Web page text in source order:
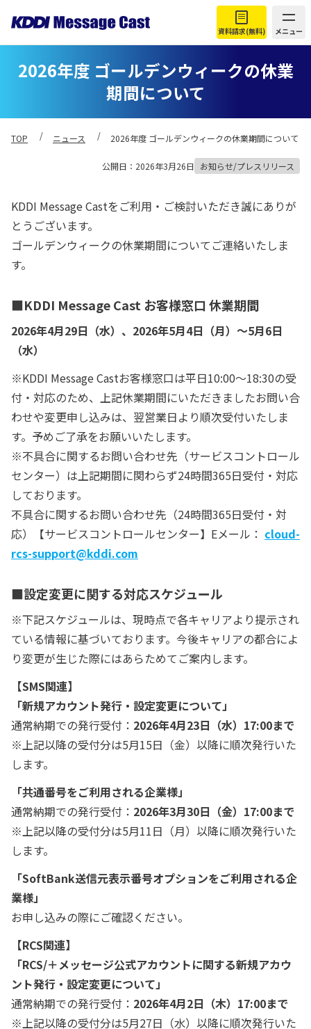
資料請求(無料) メニュー
2026年度 ゴールデンウィークの休業
期間について
TOP ニュース 2026年度 ゴールデンウィークの休業期間について
公開日：2026年3月26日 お知らせ/プレスリリース
KDDI Message Castをご利用・ご検討いただき誠にありが
とうございます。
ゴールデンウィークの休業期間についてご連絡いたしま
す。
■KDDI Message Cast お客様窓口 休業期間
2026年4月29日（水）、2026年5月4日（月）～5月6日
（水）
※KDDI Message Castお客様窓口は平日10:00〜18:30の受
付・対応のため、上記休業期間にいただきましたお問い合
わせや変更申し込みは、翌営業日より順次受付いたしま
す。予めご了承をお願いいたします。
※不具合に関するお問い合わせ先（サービスコントロール
センター）は上記期間に関わらず24時間365日受付・対応
しております。
不具合に関するお問い合わせ先（24時間365日受付・対
応）【サービスコントロールセンター】Eメール： cloud-
rcs-support@kddi.com
■設定変更に関する対応スケジュール
※下記スケジュールは、現時点で各キャリアより提示され
ている情報に基づいております。今後キャリアの都合によ
り変更が生じた際にはあらためてご案内します。
【SMS関連】
「新規アカウント発行・設定変更について」
通常納期での発行受付： 2026年4月23日（水）17:00まで
※上記以降の受付分は5月15日（金）以降に順次発行いた
します。
「共通番号をご利用される企業様」
通常納期での発行受付： 2026年3月30日（金）17:00まで
※上記以降の受付分は5月11日（月）以降に順次発行いた
します。
「SoftBank送信元表示番号オプションをご利用される企
業様」
お申し込みの際にご確認ください。
【RCS関連】
「RCS/＋メッセージ公式アカウントに関する新規アカウ
ント発行・設定変更について」
通常納期での発行受付： 2026年4月2日（木）17:00まで
※上記以降の受付分は5月27日（水）以降に順次発行いた